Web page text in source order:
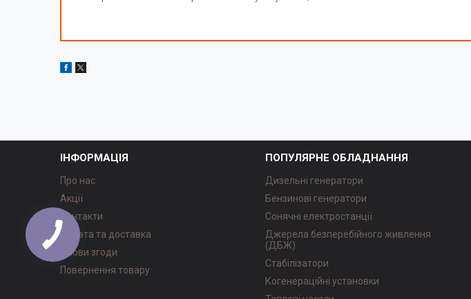
ІНФОРМАЦІЯ
Про нас
Акції
Контакти
Оплата та доставка
Умови згоди
Повернення товару
ПОПУЛЯРНЕ ОБЛАДНАННЯ
Дизельні генератори
Бензинові генератори
Сонячні електростанції
Джерела безперебійного живлення
(ДБЖ)
Стабілізатори
Когенераційні установки